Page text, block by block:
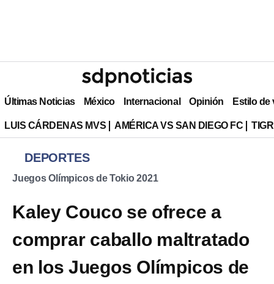
Últimas Noticias México Internacional Opinión Estilo de
LUIS CÁRDENAS MVS AMÉRICA VS SAN DIEGO FC
DEPORTES
Juegos Olímpicos de Tokio 2021
Kaley Couco se ofrece a
comprar caballo maltratado
en los Juegos Olímpicos de